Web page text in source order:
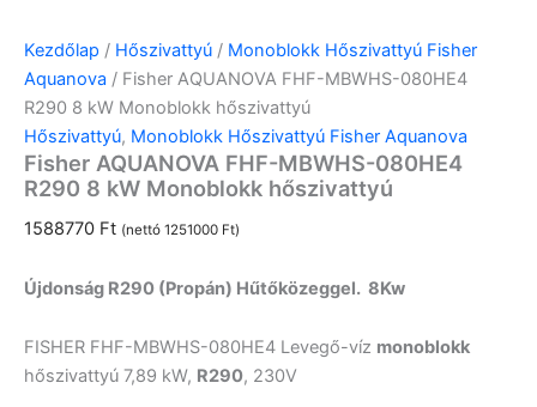
Kezdőlap / Hőszivattyú / Monoblokk Hőszivattyú Fisher
Aquanova / Fisher AQUANOVA FHF-MBWHS-080HE4
R290 8 kW Monoblokk hőszivattyú
Hőszivattyú, Monoblokk Hőszivattyú Fisher Aquanova
Fisher AQUANOVA FHF-MBWHS-080HE4
R290 8 kW Monoblokk hőszivattyú
1588770 Ft (nettó 1251000 Ft)
Újdonság R290 (Propán) Hűtőközeggel. 8Kw
FISHER FHF-MBWHS-080HE4 Levegő-víz monoblokk
hőszivattyú 7,89 kW, R290, 230V